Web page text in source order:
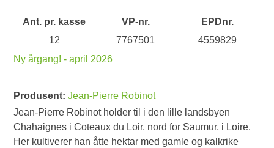
Ant. pr. kasse
12
VP-nr.
7767501
EPDnr.
4559829
Ny årgang! - april 2026
Produsent:Jean-Pierre Robinot
Jean-Pierre Robinot holder til i den lille landsbyen
Chahaignes i Coteaux du Loir, nord for Saumur, i Loire.
Her kultiverer han åtte hektar med gamle og kalkrike